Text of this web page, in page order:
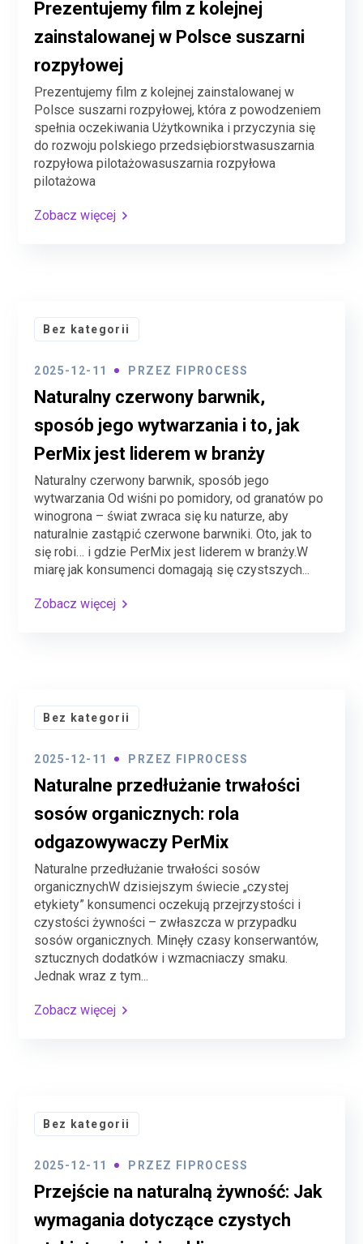
Prezentujemy film z kolejnej
zainstalowanej w Polsce suszarni
rozpyłowej
Prezentujemy film z kolejnej zainstalowanej w
Polsce suszarni rozpyłowej, która z powodzeniem
spełnia oczekiwania Użytkownika i przyczynia się
do rozwoju polskiego przedsiębiorstwasuszarnia
rozpyłowa pilotażowasuszarnia rozpyłowa
pilotażowa
Zobacz więcej
Bez kategorii
2025-12-11 PRZEZ FIPROCESS
Naturalny czerwony barwnik,
sposób jego wytwarzania i to, jak
PerMix jest liderem w branży
Naturalny czerwony barwnik, sposób jego
wytwarzania Od wiśni po pomidory, od granatów po
winogrona – świat zwraca się ku naturze, aby
naturalnie zastąpić czerwone barwniki. Oto, jak to
się robi… i gdzie PerMix jest liderem w branży.W
miarę jak konsumenci domagają się czystszych...
Zobacz więcej
Bez kategorii
2025-12-11 PRZEZ FIPROCESS
Naturalne przedłużanie trwałości
sosów organicznych: rola
odgazowywaczy PerMix
Naturalne przedłużanie trwałości sosów
organicznychW dzisiejszym świecie „czystej
etykiety” konsumenci oczekują przejrzystości i
czystości żywności – zwłaszcza w przypadku
sosów organicznych. Minęły czasy konserwantów,
sztucznych dodatków i wzmacniaczy smaku.
Jednak wraz z tym...
Zobacz więcej
Bez kategorii
2025-12-11 PRZEZ FIPROCESS
Przejście na naturalną żywność: Jak
wymagania dotyczące czystych